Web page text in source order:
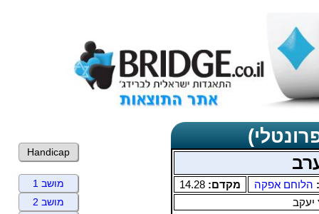
הלוחם אפקה מקדם: 14.28
יעקב
Handicap
מושב 1
מושב 2